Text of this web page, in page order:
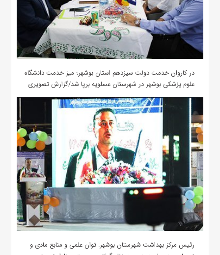
در کاروان خدمت دولت سیزدهم استان بوشهر؛ میز خدمت دانشگاه
علوم پزشکی بوشهر در شهرستان عسلویه برپا شد/گزارش تصویری
رئیس مرکز بهداشت شهرستان بوشهر: توان علمی و منابع مادی و